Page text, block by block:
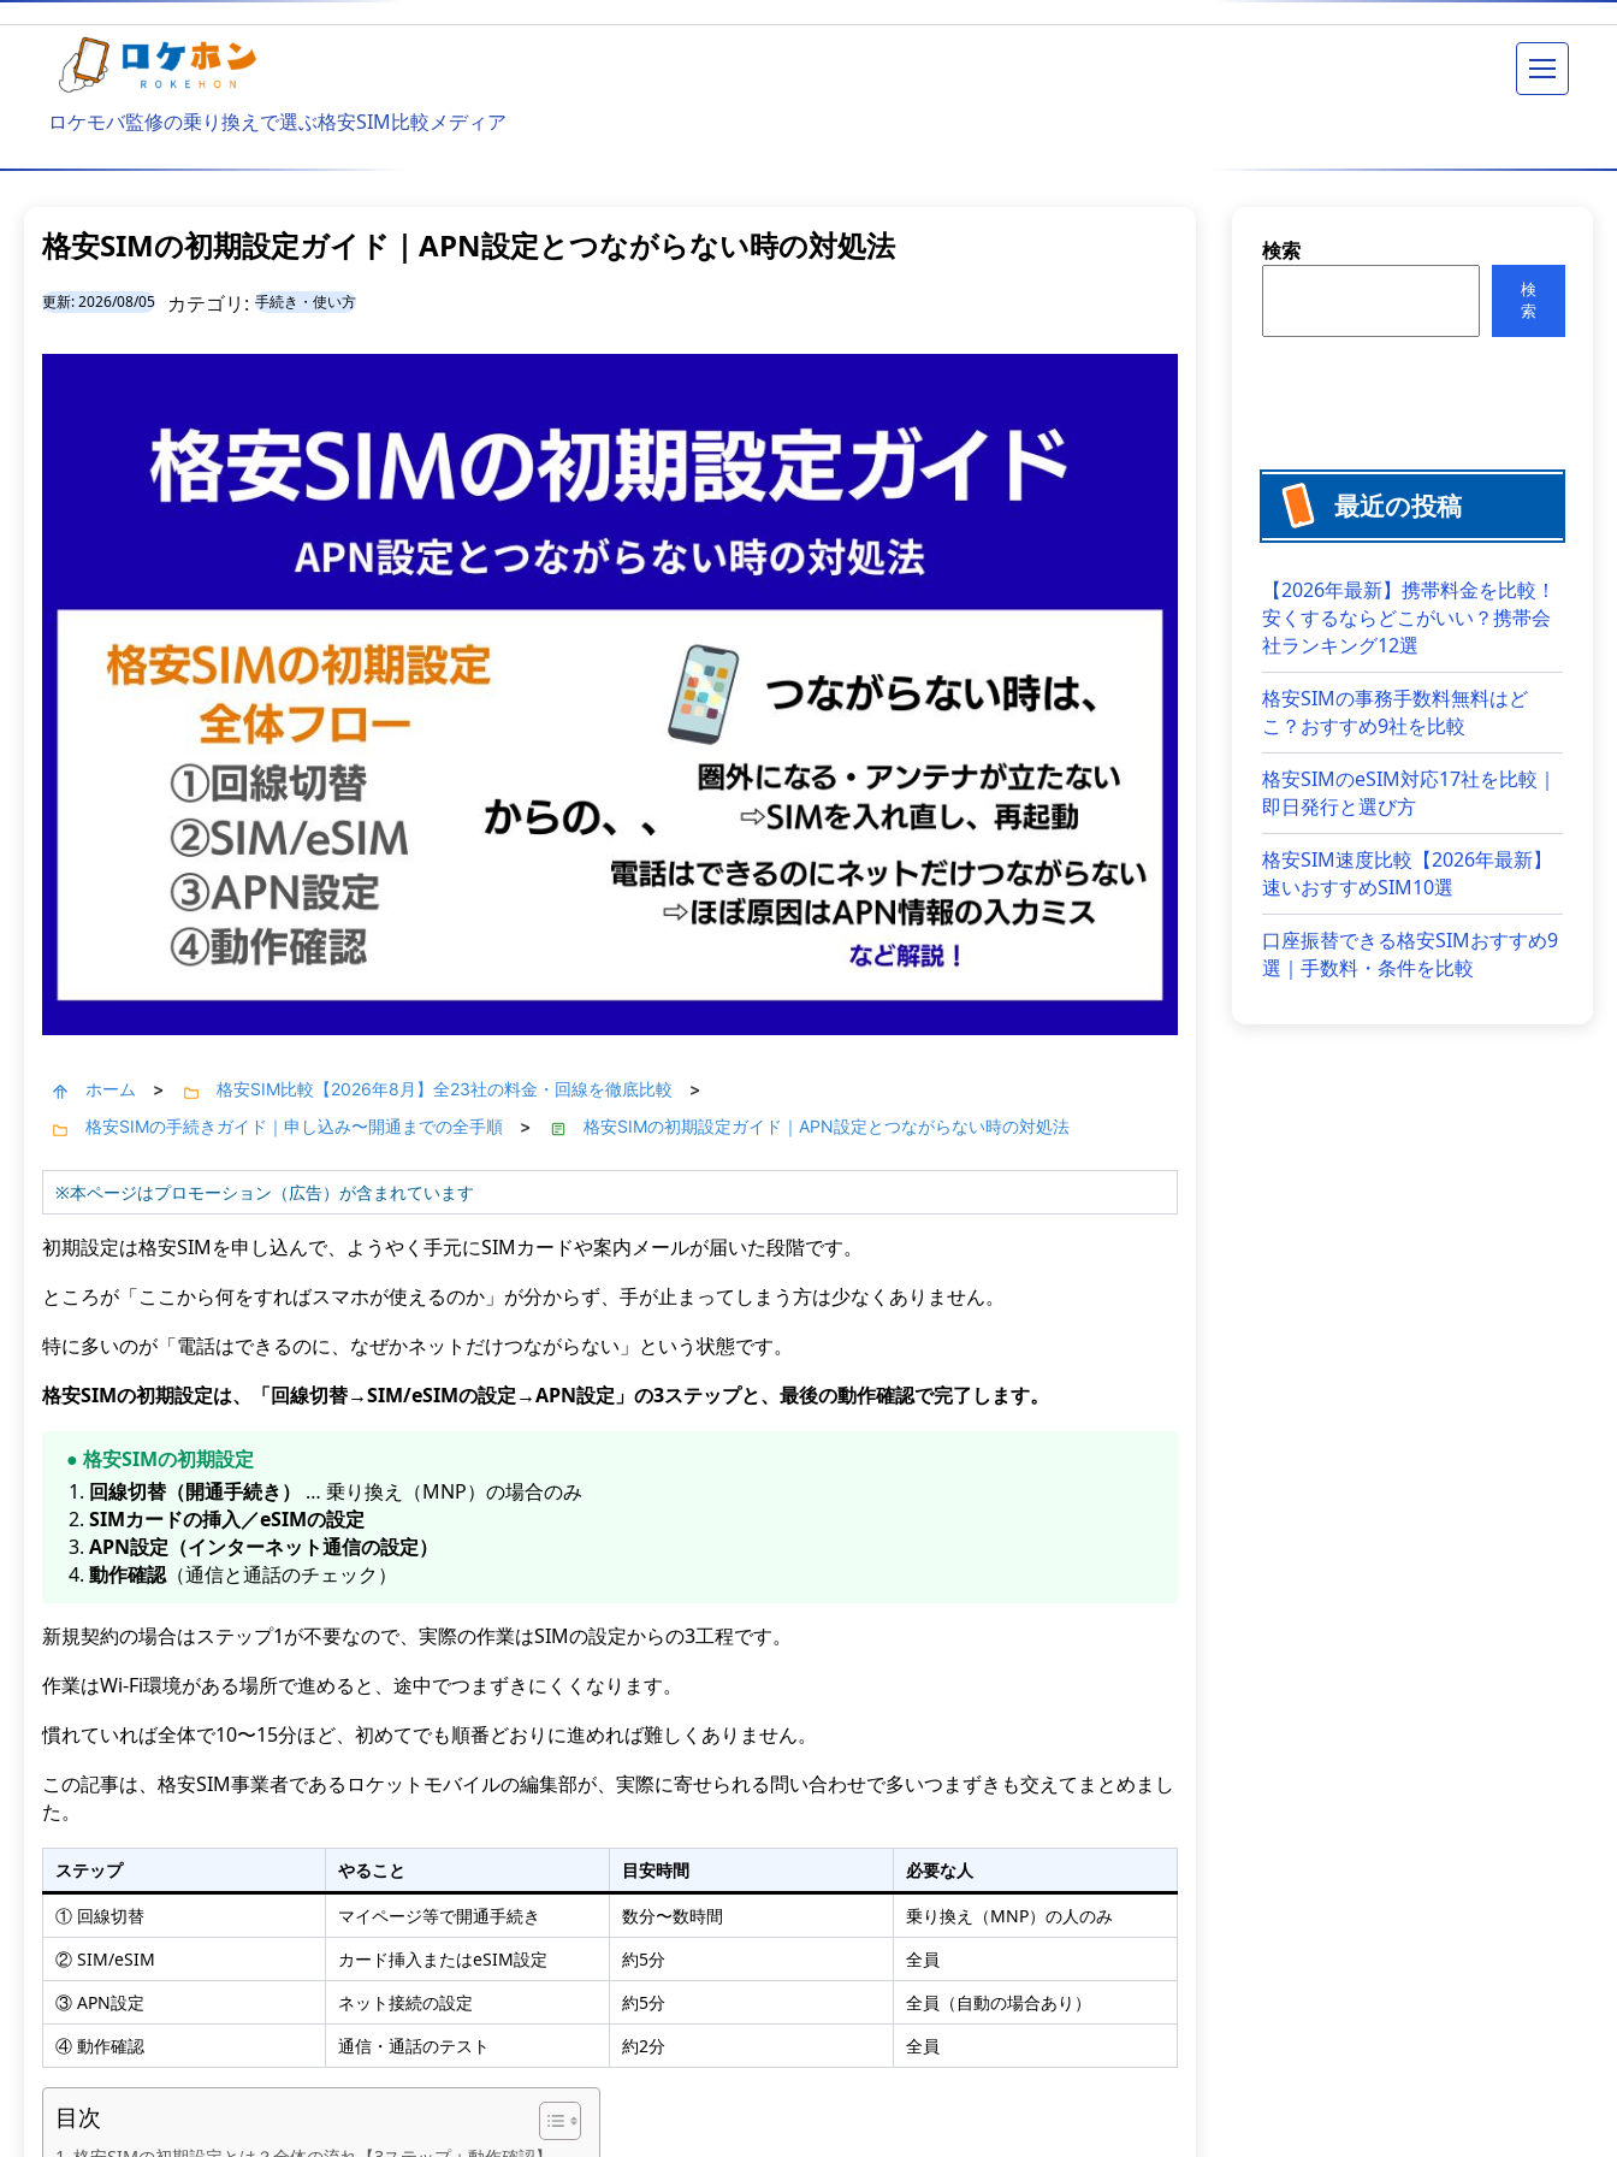
メニュー
ロケモバ監修の乗り換えで選ぶ格安SIM比較メディア
格安SIMの初期設定ガイド｜APN設定とつながらない時の対処法
更新:2026/08/05 カテゴリ: 手続き・使い方
ホーム > 格安SIM比較【2026年8月】全23社の料金・回線を徹底比較
>
格安SIMの手続きガイド｜申し込み〜開通までの全手順
> 格安SIMの初期設定ガイド｜APN設定とつながらない時の対処法
※本ページはプロモーション（広告）が含まれています
初期設定は格安SIMを申し込んで、ようやく手元にSIMカードや案内メールが届いた段階です。
ところが「ここから何をすればスマホが使えるのか」が分からず、手が止まってしまう方は少なくありません。
特に多いのが「電話はできるのに、なぜかネットだけつながらない」という状態です。
格安SIMの初期設定は、「回線切替→SIM/eSIMの設定→APN設定」の3ステップと、最後の動作確認で完了します。
● 格安SIMの初期設定
回線切替（開通手続き）
… 乗り換え（MNP）の場合のみ
SIMカードの挿入／eSIMの設定
APN設定（インターネット通信の設定）
動作確認（通信と通話のチェック）
新規契約の場合はステップ1が不要なので、実際の作業はSIMの設定からの3工程です。
作業はWi-Fi環境がある場所で進めると、途中でつまずきにくくなります。
慣れていれば全体で10〜15分ほど、初めてでも順番どおりに進めれば難しくありません。
この記事は、格安SIM事業者であるロケットモバイルの編集部が、実際に寄せられる問い合わせで多いつまずきも交えてまとめまし
た。
ステップ やること 目安時間
必要な人
① 回線切替
マイページ等で開通手続き 数分〜数時間
乗り換え（MNP）の人のみ
② SIM/eSIM
カード挿入またはeSIM設定 約5分
全員
③ APN設定
ネット接続の設定 約5分
全員（自動の場合あり）
④ 動作確認
通信・通話のテスト 約2分 全員
目次
検索
検
索
最近の投稿
【2026年最新】携帯料金を比較！
安くするならどこがいい？携帯会
社ランキング12選
格安SIMの事務手数料無料はど
こ？おすすめ9社を比較
格安SIMのeSIM対応17社を比較｜
即日発行と選び方
格安SIM速度比較【2026年最新】
速いおすすめSIM10選
口座振替できる格安SIMおすすめ9
選｜手数料・条件を比較